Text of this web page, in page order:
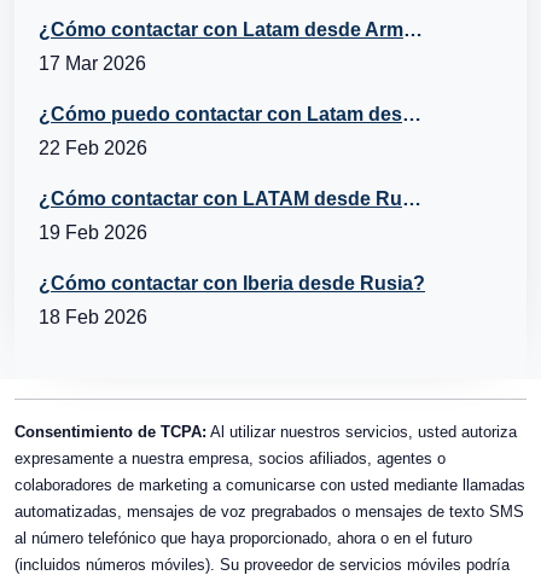
¿Cómo contactar con Latam desde Armenia?
17 Mar 2026
¿Cómo puedo contactar con Latam desde Italia?
22 Feb 2026
¿Cómo contactar con LATAM desde Rusia?
19 Feb 2026
¿Cómo contactar con Iberia desde Rusia?
18 Feb 2026
Consentimiento de TCPA: Al utilizar nuestros servicios, usted autoriza
expresamente a nuestra empresa, socios afiliados, agentes o
colaboradores de marketing a comunicarse con usted mediante llamadas
automatizadas, mensajes de voz pregrabados o mensajes de texto SMS
al número telefónico que haya proporcionado, ahora o en el futuro
(incluidos números móviles). Su proveedor de servicios móviles podría